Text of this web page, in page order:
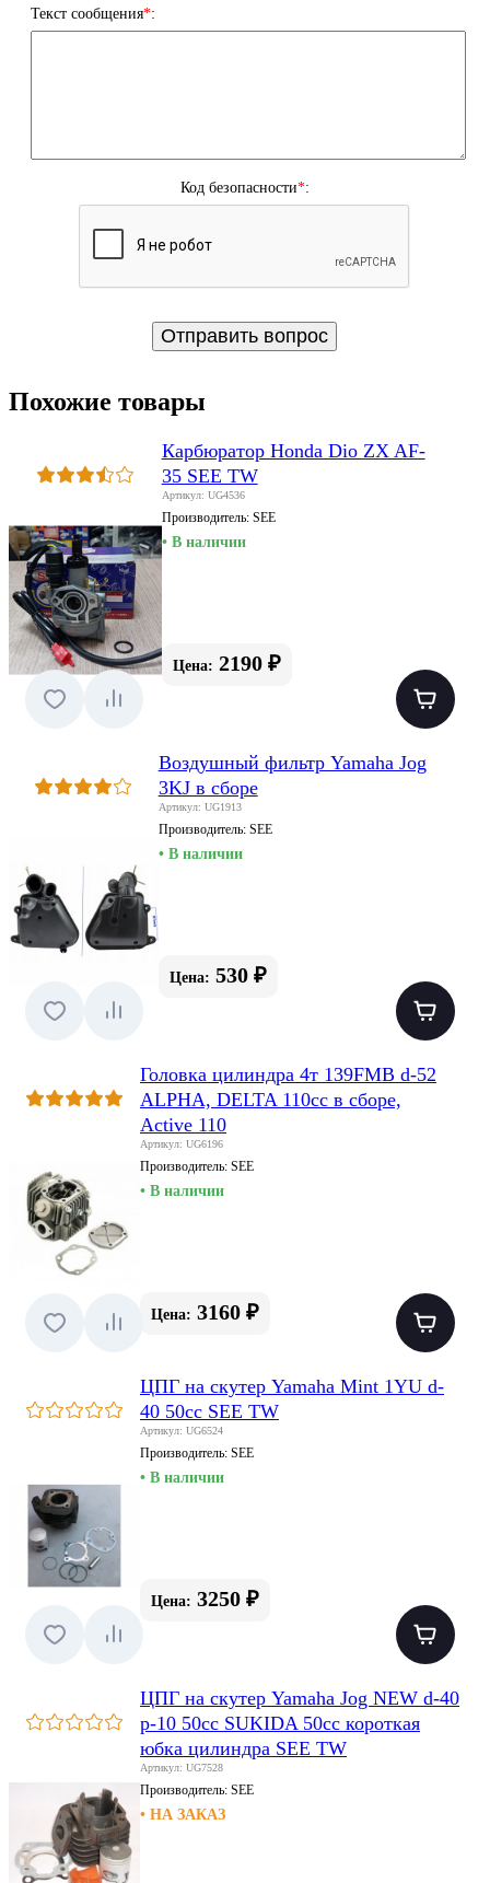
Текст сообщения*:
Код безопасности*:
Похожие товары
Карбюратор Honda Dio ZX AF-
35 SEE TW
Артикул: UG4536
Производитель: SEE
• В наличии
Цена: 2190 ₽
Воздушный фильтр Yamaha Jog
3KJ в сборе
Артикул: UG1913
Производитель: SEE
• В наличии
Цена: 530 ₽
Головка цилиндра 4т 139FMB d-52
ALPHA, DELTA 110cc в сборе,
Active 110
Артикул: UG6196
Производитель: SEE
• В наличии
Цена: 3160 ₽
ЦПГ на скутер Yamaha Mint 1YU d-
40 50cc SEE TW
Артикул: UG6524
Производитель: SEE
• В наличии
Цена: 3250 ₽
ЦПГ на скутер Yamaha Jog NEW d-40
p-10 50cc SUKIDA 50cc короткая
юбка цилиндра SEE TW
Артикул: UG7528
Производитель: SEE
• НА ЗАКАЗ